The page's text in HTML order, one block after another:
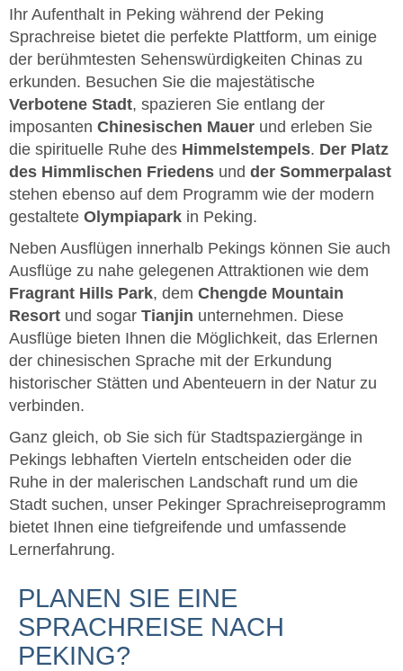
Ihr Aufenthalt in Peking während der Peking
Sprachreise bietet die perfekte Plattform, um einige
der berühmtesten Sehenswürdigkeiten Chinas zu
erkunden. Besuchen Sie die majestätische
Verbotene Stadt, spazieren Sie entlang der
imposanten Chinesischen Mauer und erleben Sie
die spirituelle Ruhe des Himmelstempels. Der Platz
des Himmlischen Friedens und der Sommerpalast
stehen ebenso auf dem Programm wie der modern
gestaltete Olympiapark in Peking.
Neben Ausflügen innerhalb Pekings können Sie auch
Ausflüge zu nahe gelegenen Attraktionen wie dem
Fragrant Hills Park, dem Chengde Mountain
Resort und sogar Tianjin unternehmen. Diese
Ausflüge bieten Ihnen die Möglichkeit, das Erlernen
der chinesischen Sprache mit der Erkundung
historischer Stätten und Abenteuern in der Natur zu
verbinden.
Ganz gleich, ob Sie sich für Stadtspaziergänge in
Pekings lebhaften Vierteln entscheiden oder die
Ruhe in der malerischen Landschaft rund um die
Stadt suchen, unser Pekinger Sprachreiseprogramm
bietet Ihnen eine tiefgreifende und umfassende
Lernerfahrung.
PLANEN SIE EINE
SPRACHREISE NACH
PEKING?